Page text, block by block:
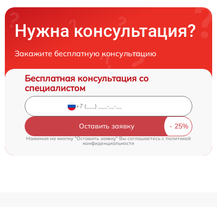
Нужна консультация?
Закажите бесплатную консультацию
Бесплатная консультация со
специалистом
Оставить заявку
Нажимая на кнопку "Оставить заявку" Вы соглашаетесь cполитикой
конфиденциальности